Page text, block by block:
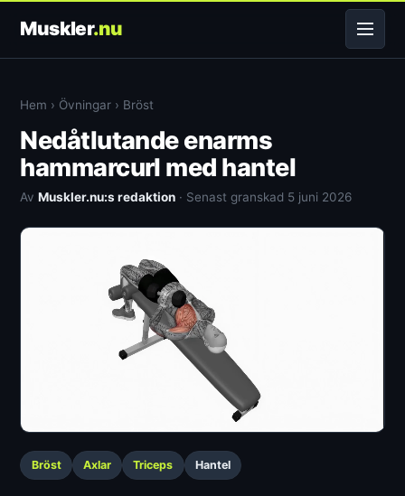
Muskler.nu
Hem › Övningar › Bröst
Nedåtlutande enarms
hammarcurl med hantel
AvMuskler.nu:s redaktion · Senast granskad 5 juni 2026
Bröst Axlar Triceps Hantel